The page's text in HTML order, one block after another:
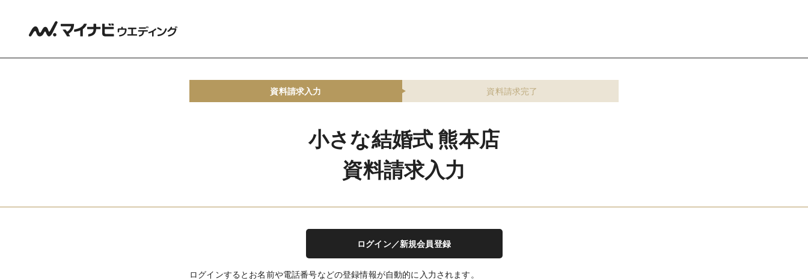
資料請求入力 資料請求完了
小さな結婚式 熊本店
資料請求入力
ログイン／新規会員登録
ログインするとお名前や電話番号などの登録情報が自動的に入力されます。